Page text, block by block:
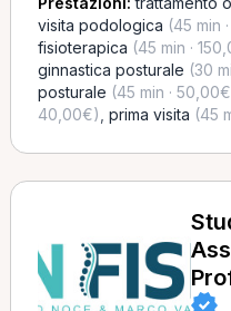
visita podologica (45 min
fisioterapica (45 min ·
ginnastica posturale (30
posturale (45 min ·
40,00€) prima visita (45